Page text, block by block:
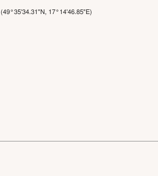
(49°35'34.31"N, 17°14'46.85"E)